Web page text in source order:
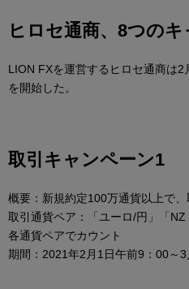
ヒロセ通商、8つの
LION FXを運営するヒロセ通商は
を開始した。
取引キャンペーン1
概要：新規約定100万通貨以上で
取引通貨ペア：「ユーロ/円」「
各通貨ペアでカウント
期間：2021年2月1日午前9：00～